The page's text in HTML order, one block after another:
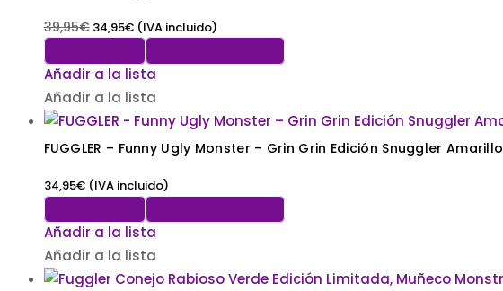
39,95€ 34,95€ (IVA incluido)
Añadir a la lista
Añadir a la lista
FUGGLER – Funny Ugly Monster – Grin Grin Edición Snuggler Amarillo
34,95€ (IVA incluido)
Añadir a la lista
Añadir a la lista